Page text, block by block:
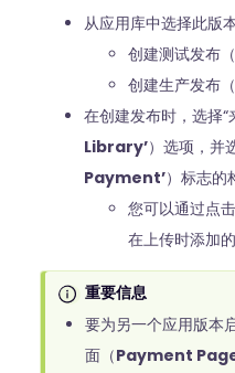
从应用库中选择此版
创建测试发布（
创建生产发布（
在创建发布时，选择“
Library’）选项，并
Payment’）标志的
您可以通过点
在上传时添加
重要信息
要为另一个应用版本
面（Payment Page